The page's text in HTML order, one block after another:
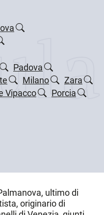
Padova
Milano
Zara
Vipacco Porcia
, ultimo di
originario di